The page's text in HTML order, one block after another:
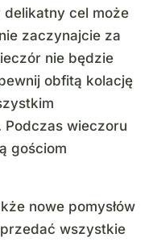
cel może
zaczynajcie za
nie będzie
obfitą kolację
wieczoru
gościom
nowe pomysłów
wszystkie